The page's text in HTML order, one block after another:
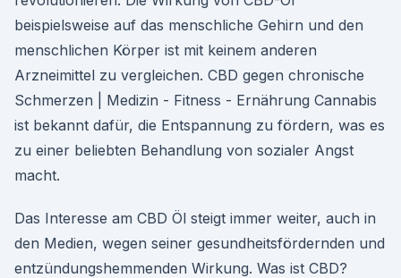
beispielsweise auf das menschliche Gehirn und den
menschlichen Körper ist mit keinem anderen
Arzneimittel zu vergleichen. CBD gegen chronische
Schmerzen | Medizin - Fitness - Ernährung Cannabis
ist bekannt dafür, die Entspannung zu fördern, was es
zu einer beliebten Behandlung von sozialer Angst
macht.
Das Interesse am CBD Öl steigt immer weiter, auch in
den Medien, wegen seiner gesundheitsfördernden und
entzündungshemmenden Wirkung. Was ist CBD?